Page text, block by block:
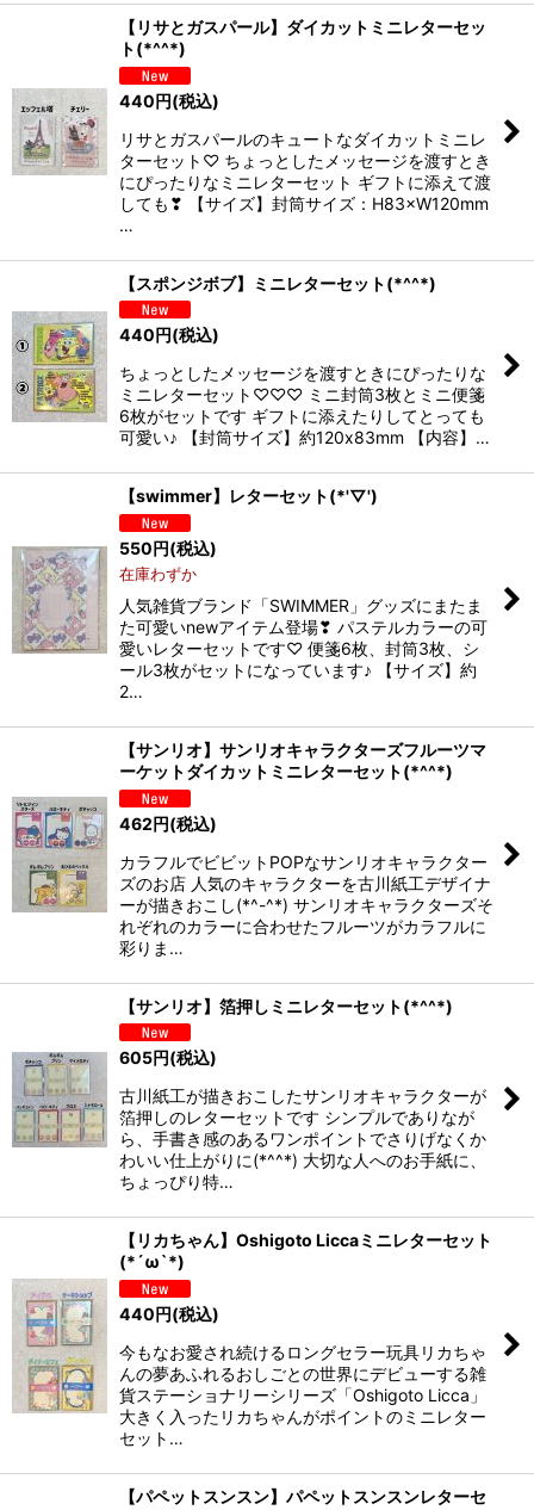
【リサとガスパール】ダイカットミニレターセッ
ト(*^^*)
440円(税込)
リサとガスパールのキュートなダイカットミニレ
ターセット♡ ちょっとしたメッセージを渡すとき
にぴったりなミニレターセット ギフトに添えて渡
しても❣ 【サイズ】封筒サイズ：H83×W120mm
…
【スポンジボブ】ミニレターセット(*^^*)
440円(税込)
ちょっとしたメッセージを渡すときにぴったりな
ミニレターセット♡♡♡ ミニ封筒3枚とミニ便箋
6枚がセットです ギフトに添えたりしてとっても
可愛い♪ 【封筒サイズ】約120x83mm 【内容】…
【swimmer】レターセット(*'▽')
550円(税込)
在庫わずか
人気雑貨ブランド「SWIMMER」グッズにまたま
た可愛いnewアイテム登場❣ パステルカラーの可
愛いレターセットです♡ 便箋6枚、封筒3枚、シ
ール3枚がセットになっています♪ 【サイズ】約
2…
【サンリオ】サンリオキャラクターズフルーツマ
ーケットダイカットミニレターセット(*^^*)
462円(税込)
カラフルでビビットPOPなサンリオキャラクター
ズのお店 人気のキャラクターを古川紙工デザイナ
ーが描きおこし(*^-^*) サンリオキャラクターズそ
れぞれのカラーに合わせたフルーツがカラフルに
彩りま…
【サンリオ】箔押しミニレターセット(*^^*)
605円(税込)
古川紙工が描きおこしたサンリオキャラクターが
箔押しのレターセットです シンプルでありなが
ら、手書き感のあるワンポイントでさりげなくか
わいい仕上がりに(*^^*) 大切な人へのお手紙に、
ちょっぴり特…
【リカちゃん】Oshigoto Liccaミニレターセット
(*´ω`*)
440円(税込)
今もなお愛され続けるロングセラー玩具リカちゃ
んの夢あふれるおしごとの世界にデビューする雑
貨ステーショナリーシリーズ「Oshigoto Licca」
大きく入ったリカちゃんがポイントのミニレター
セット…
【パペットスンスン】パペットスンスンレターセ